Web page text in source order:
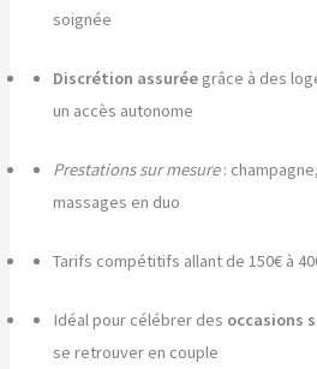
soignée
Discrétion assurée grâce à des
un accès autonome
Prestations sur mesure:
massages en duo
Tarifs compétitifs allant de 150€ à
Idéal pour célébrer des occasions
se retrouver en couple